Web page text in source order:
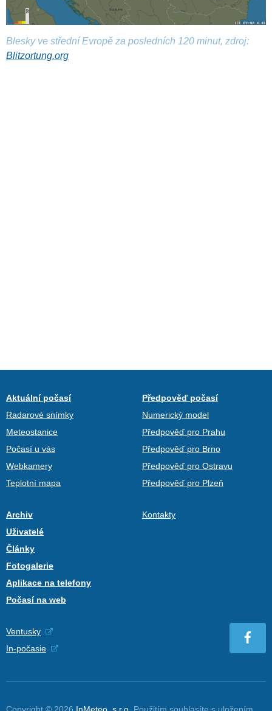
Blesky ve střední Evropě za posledních 120 minut, zdroj:
Blitzortung.org
Aktuální počasí
Radarové snímky
Meteostanice
Počasí u vás
Webkamery
Teplotní mapa
Předpověď počasí
Numerický model
Předpověď pro Prahu
Předpověď pro Brno
Předpověď pro Ostravu
Předpověď pro Plzeň
Archiv
Uživatelé
Články
Fotogalerie
Aplikace na telefony
Počasí na web
Kontakty
Ventusky
In-počasie
Copyright © 2026 InMeteo, s.r.o. Použitím souhlasíte s uložením